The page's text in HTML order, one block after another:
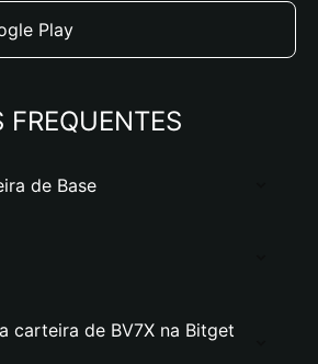
Play
FREQUENTES
de Base
carteira de BV7X na Bitget